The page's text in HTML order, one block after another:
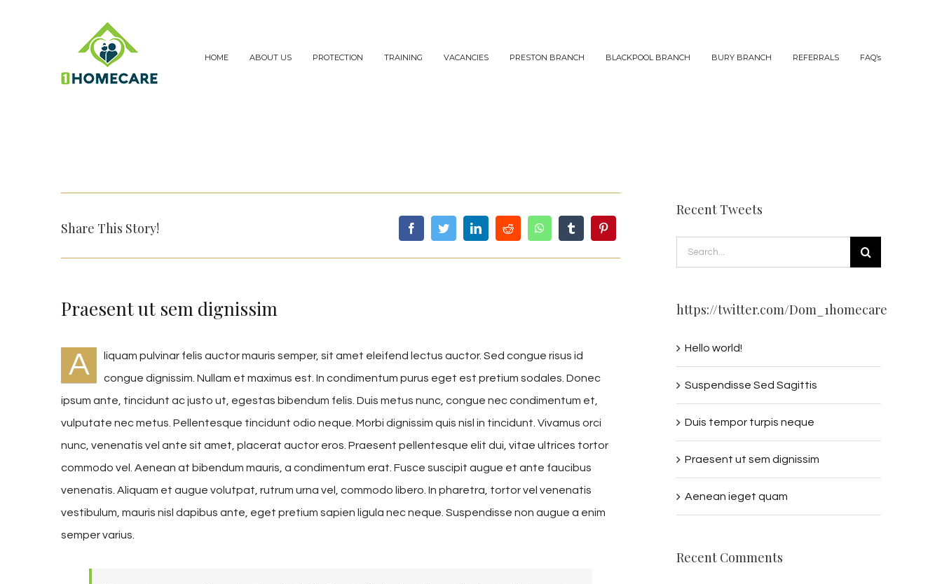
HOME ABOUT US PROTECTION TRAINING VACANCIES PRESTON BRANCH BLACKPOOL BRANCH BURY BRANCH REFERRALS FAQ’s
Share This Story!
Praesent ut sem dignissim
A
liquam pulvinar felis auctor mauris semper, sit amet eleifend lectus auctor. Sed congue risus id
congue dignissim. Nullam et maximus est. In condimentum purus eget est pretium sodales. Donec
ipsum ante, tincidunt ac justo ut, egestas bibendum felis. Duis metus nunc, congue nec condimentum et,
vulputate nec metus. Pellentesque tincidunt odio neque. Morbi dignissim quis nisl in tincidunt. Vivamus orci
nunc, venenatis vel ante sit amet, placerat auctor eros. Praesent pellentesque elit dui, vitae ultrices tortor
commodo vel. Aenean at bibendum mauris, a condimentum erat. Fusce suscipit augue et ante faucibus
venenatis. Aliquam et augue volutpat, rutrum urna vel, commodo libero. In pharetra, tortor vel venenatis
vestibulum, mauris nisl dapibus ante, eget pretium sapien ligula nec neque. Suspendisse non augue a enim
semper varius.
Recent Tweets
Search
for:
https://twitter.com/Dom_1homecare
Hello world!
Suspendisse Sed Sagittis
Duis tempor turpis neque
Praesent ut sem dignissim
Aenean ieget quam
Recent Comments